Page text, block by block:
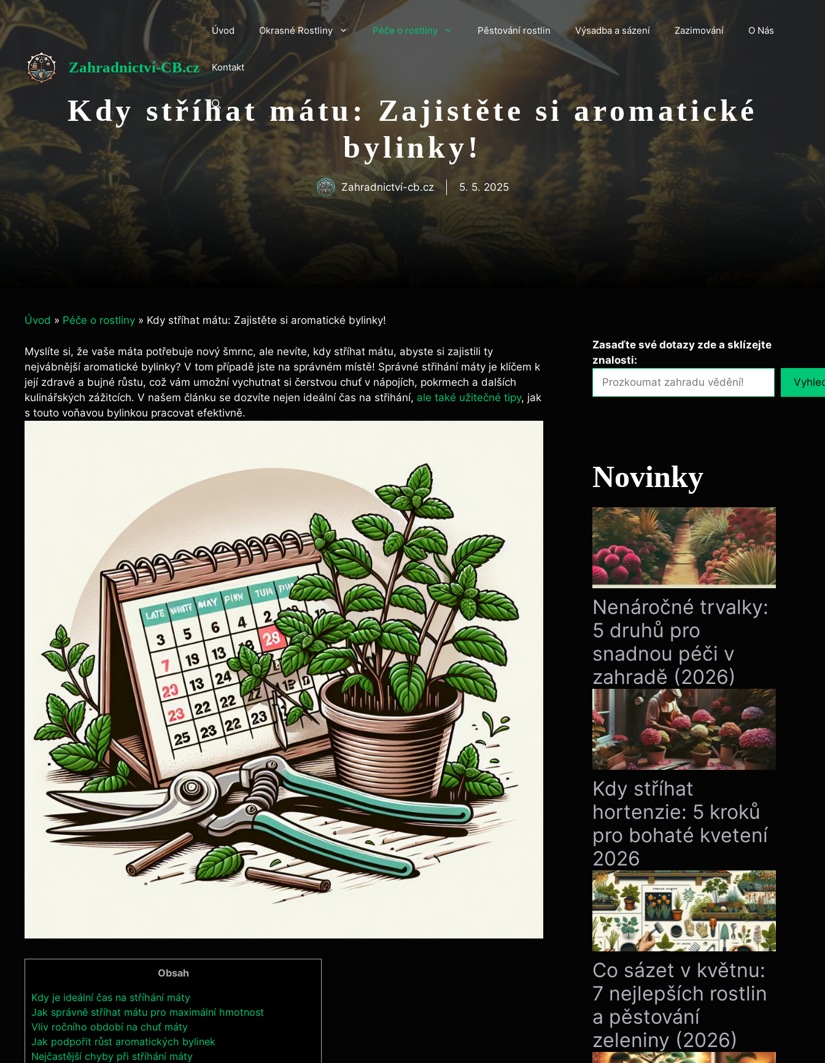
Přeskočit
na
obsah
Zahradnictví-CB.cz
Úvod Okrasné Rostliny Péče o rostliny Pěstování rostlin Výsadba a sázení Zazimování O Nás
Kontakt
Kdy stříhat mátu: Zajistěte si aromatické
bylinky!
Zahradnictví-cb.cz 5. 5. 2025
Úvod » Péče o rostliny » Kdy stříhat mátu: Zajistěte si aromatické bylinky!
Myslíte si, že vaše máta potřebuje nový šmrnc, ale nevíte, kdy⁤ stříhat mátu, abyste si zajistili ty
nejvábnější aromatické bylinky? V tom ⁢případě jste na správném místě! Správné střihání máty je klíčem k⁢
její zdravé a bujné růstu, což vám umožní​ vychutnat si čerstvou chuť v nápojích, pokrmech a dalších
kulinářských zážitcích. V našem článku se dozvíte nejen ⁢ideální čas na střihání, ale také užitečné tipy, ⁢jak
‌s touto‌ voňavou bylinkou pracovat efektivně.
Obsah
Kdy je ideální⁤ čas ‌na stříhání máty
Jak ⁣správně stříhat mátu⁣ pro maximální ‍hmotnost
Vliv ročního ‌období na chuť máty
Jak podpořit růst⁤ aromatických ​bylinek
Nejčastější chyby při stříhání máty
Zasaďte své dotazy zde a sklízejte
znalosti:
Novinky
Nenáročné trvalky:
5 druhů pro
snadnou péči v
zahradě (2026)
Kdy stříhat
hortenzie: 5 kroků
pro bohaté kvetení
2026
Co sázet v květnu:
7 nejlepších rostlin
a pěstování
zeleniny (2026)